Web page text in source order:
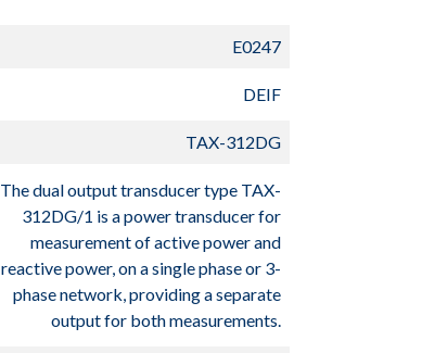
E0247
DEIF
TAX-312DG
The dual output transducer type TAX-
312DG/1 is a power transducer for
measurement of active power and
reactive power, on a single phase or 3-
phase network, providing a separate
output for both measurements.